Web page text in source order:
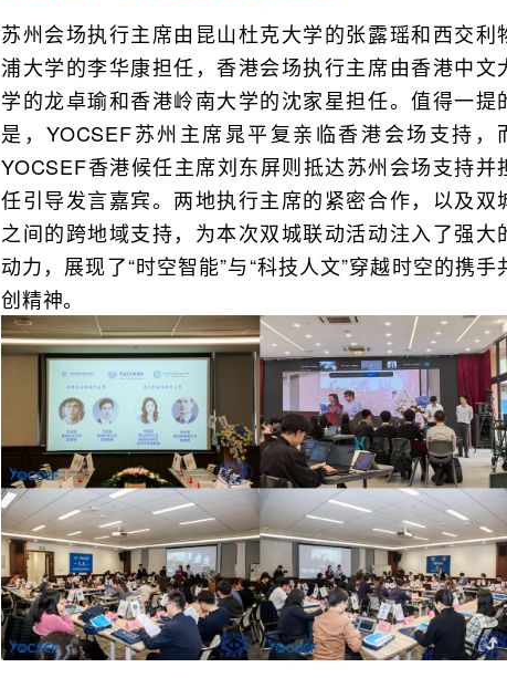
苏州会场执行主席由昆山杜克大学的张露瑶和西交利
浦大学的李华康担任，香港会场执行主席由香港中文
学的龙卓瑜和香港岭南大学的沈家星担任。值得一提
是，YOCSEF苏州主席晁平复亲临香港会场支持，
YOCSEF香港候任主席刘东屏则抵达苏州会场支持并
任引导发言嘉宾。两地执行主席的紧密合作，以及双
之间的跨地域支持，为本次双城联动活动注入了强大
动力，展现了“时空智能”与“科技人文”穿越时空的携手
创精神。